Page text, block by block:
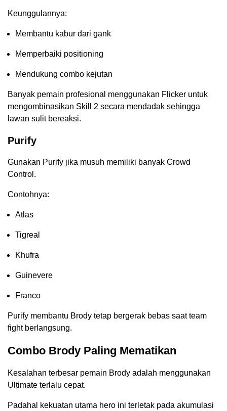
Keunggulannya:
Membantu kabur dari gank
Memperbaiki positioning
Mendukung combo kejutan
Banyak pemain profesional menggunakan Flicker untuk
mengombinasikan Skill 2 secara mendadak sehingga
lawan sulit bereaksi.
Purify
Gunakan Purify jika musuh memiliki banyak Crowd
Control.
Contohnya:
Atlas
Tigreal
Khufra
Guinevere
Franco
Purify membantu Brody tetap bergerak bebas saat team
fight berlangsung.
Combo Brody Paling Mematikan
Kesalahan terbesar pemain Brody adalah menggunakan
Ultimate terlalu cepat.
Padahal kekuatan utama hero ini terletak pada akumulasi